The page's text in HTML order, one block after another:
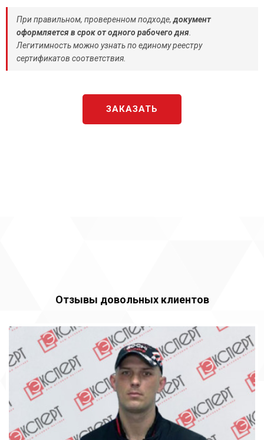
При правильном, проверенном подходе,документ
оформляется в срок от одного рабочего дня
Легитимность можно узнать по единому реестру
сертификатов соответствия.
ЗАКАЗАТЬ
Отзывы довольных клиентов